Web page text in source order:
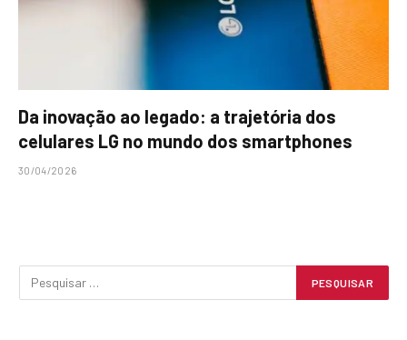
Da inovação ao legado: a trajetória dos
celulares LG no mundo dos smartphones
30/04/2026